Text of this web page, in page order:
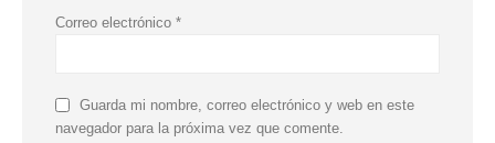
Correo electrónico *
Guarda mi nombre, correo electrónico y web en este
navegador para la próxima vez que comente.